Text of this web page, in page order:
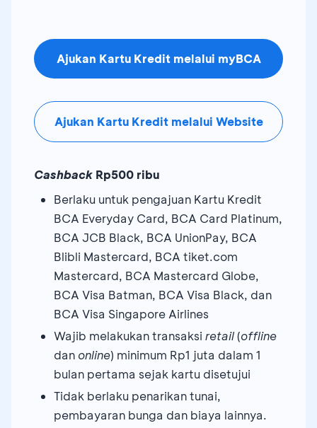
Ajukan Kartu Kredit melalui myBCA
Ajukan Kartu Kredit melalui Website
Cashback Rp500 ribu
Berlaku untuk pengajuan Kartu Kredit
BCA Everyday Card, BCA Card Platinum,
BCA JCB Black, BCA UnionPay, BCA
Blibli Mastercard, BCA tiket.com
Mastercard, BCA Mastercard Globe,
BCA Visa Batman, BCA Visa Black, dan
BCA Visa Singapore Airlines
Wajib melakukan transaksi retail(offline
dan online) minimum Rp1 juta dalam 1
bulan pertama sejak kartu disetujui
Tidak berlaku penarikan tunai,
pembayaran bunga dan biaya lainnya.